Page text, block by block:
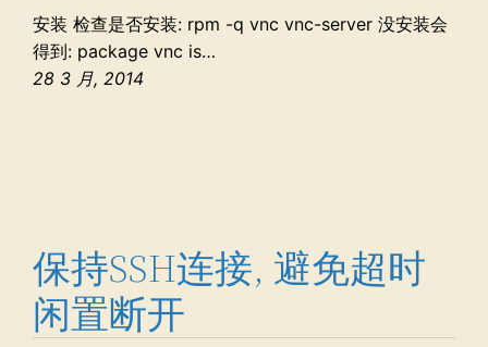
安装 检查是否安装: rpm -q vnc vnc-server 没安装会
得到: package vnc is…
28 3 月, 2014
保持SSH连接, 避免超时
闲置断开